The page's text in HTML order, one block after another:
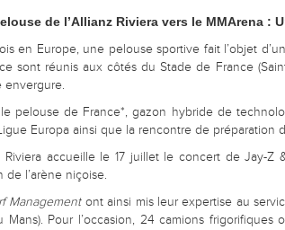
de l’Allianz Riviera vers le MMArena :
en Europe, une pelouse sportive fait l’objet
sont réunis aux côtés du Stade de France
envergure.
pelouse de France*, gazon hybride de
Europa ainsi que la rencontre de préparation
Riviera accueille le 17 juillet le concert de Jay-
de l’arène niçoise.
Management ont ainsi mis leur expertise au
Mans). Pour l’occasion, 24 camions